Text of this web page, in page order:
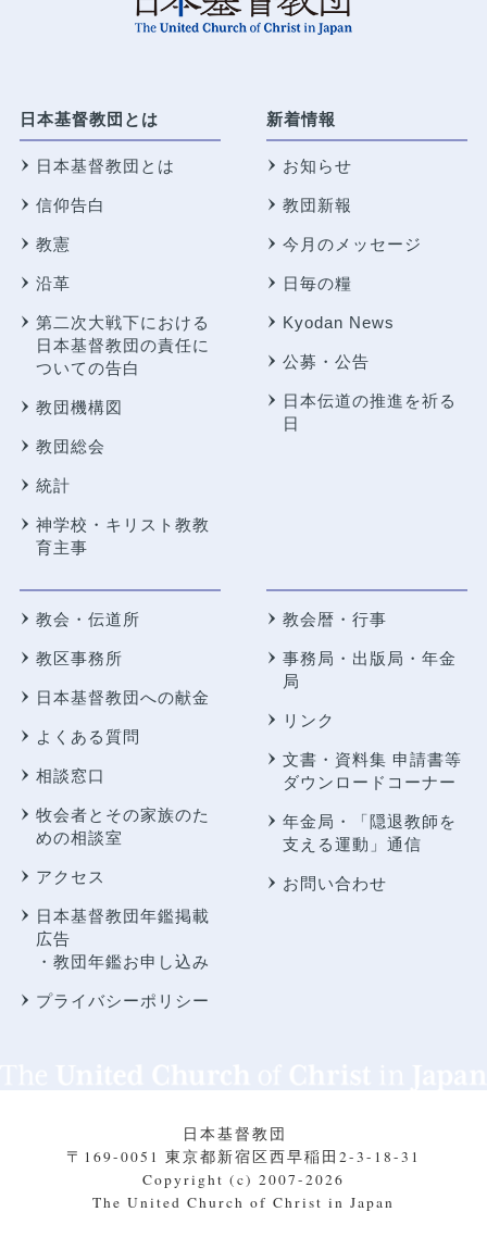
日本基督教団とは
日本基督教団とは
信仰告白
教憲
沿革
第二次大戦下における
日本基督教団の責任に
ついての告白
教団機構図
教団総会
統計
神学校・キリスト教教
育主事
新着情報
お知らせ
教団新報
今月のメッセージ
日毎の糧
Kyodan News
公募・公告
日本伝道の推進を祈る
日
教会・伝道所
教区事務所
日本基督教団への献金
よくある質問
相談窓口
牧会者とその家族のた
めの相談室
アクセス
日本基督教団年鑑掲載
広告
・教団年鑑お申し込み
プライバシーポリシー
教会暦・行事
事務局・出版局・年金
局
リンク
文書・資料集 申請書等
ダウンロードコーナー
年金局・
「隠退教師を
支える運動」通信
お問い合わせ
日本基督教団
〒169-0051 東京都新宿区西早稲田2-3-18-31
Copyright (c) 2007-2026
The United Church of Christ in Japan